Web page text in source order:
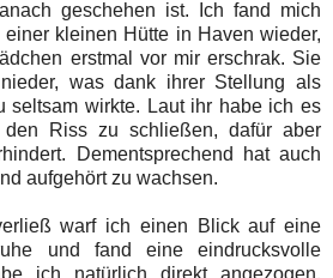
geschehen ist. Ich fand mich
kleinen Hütte in Haven wieder,
erstmal vor mir erschrak. Sie
was dank ihrer Stellung als
seltsam wirkte. Laut ihr habe ich es
den Riss zu schließen, dafür aber
Dementsprechend hat auch
aufgehört zu wachsen.
warf ich einen Blick auf eine
und fand eine eindrucksvolle
ich natürlich direkt angezogen.